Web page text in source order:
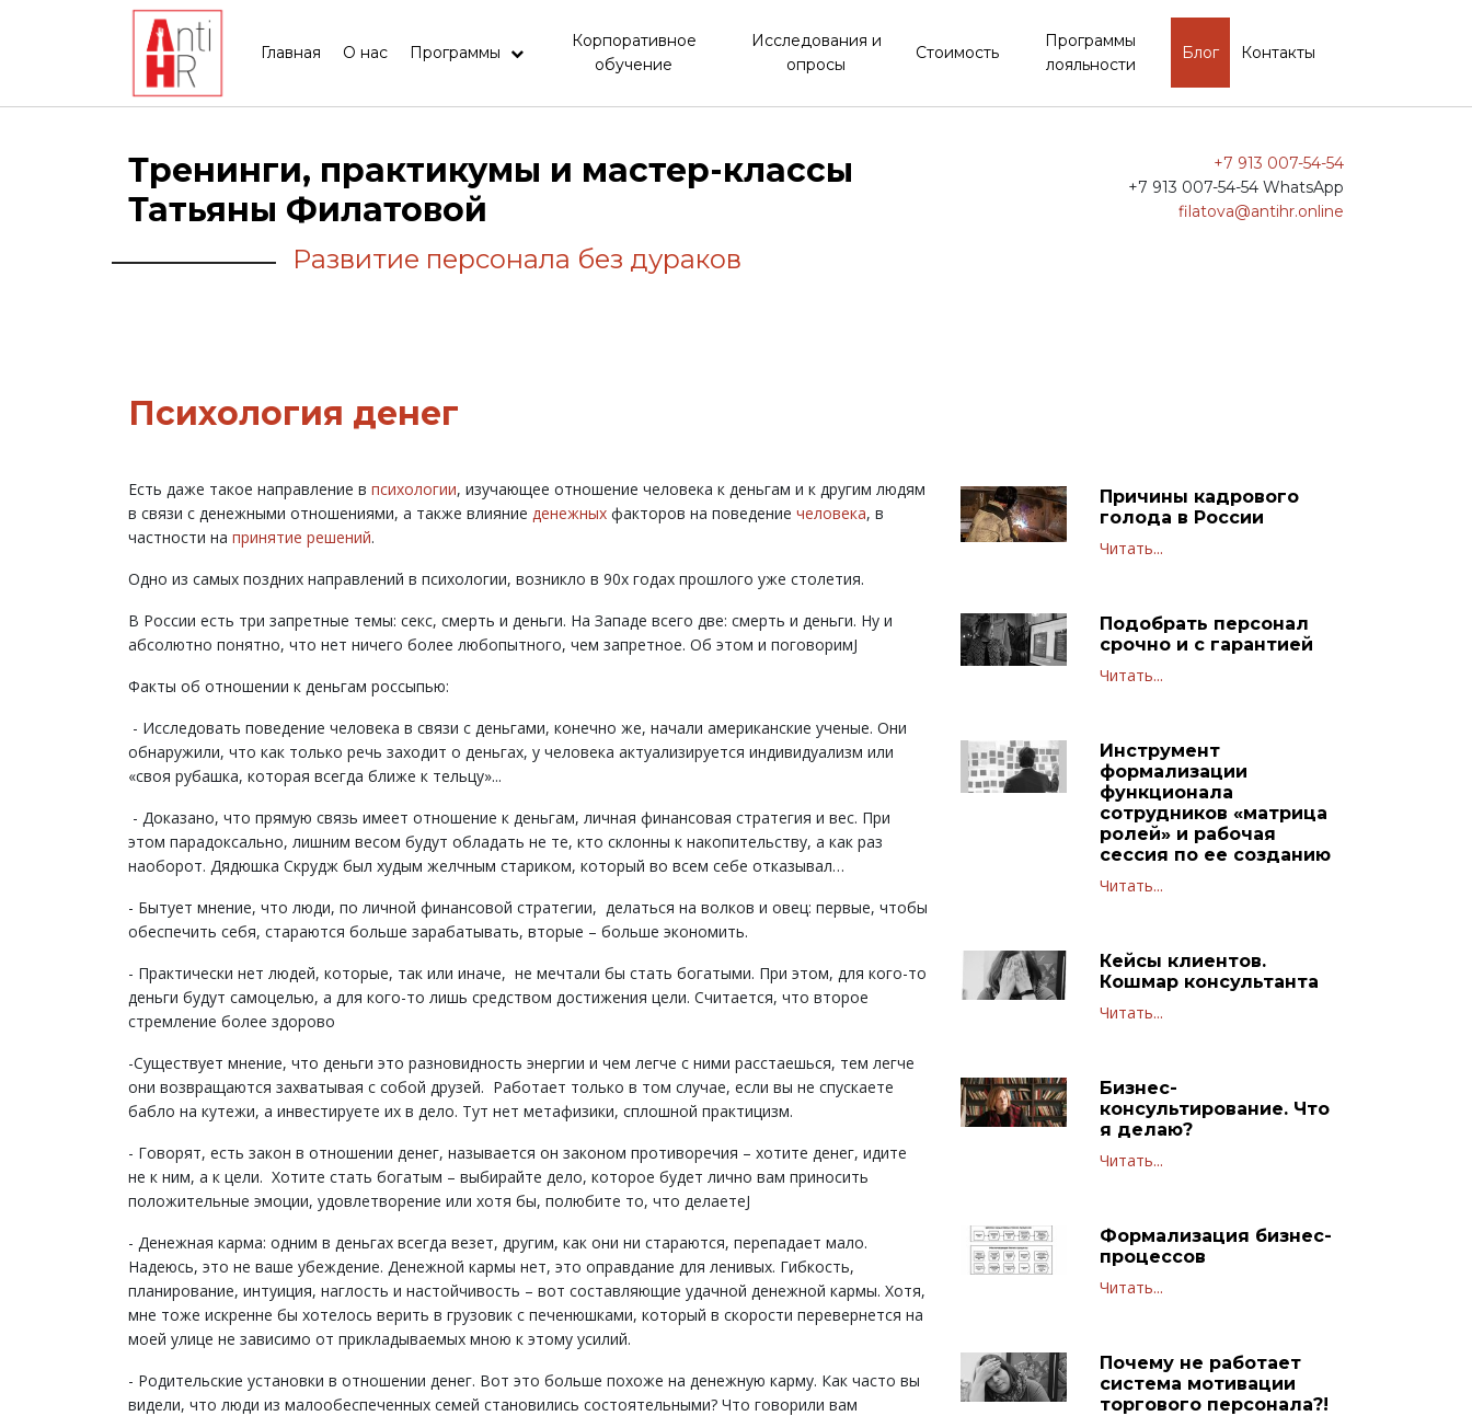
Главная О нас Программы
Корпоративное
обучение
Исследования и
опросы
Стоимость
Программы
лояльности
Блог Контакты
Тренинги, практикумы и мастер-классы
Татьяны Филатовой
Развитие персонала без дураков
+7 913 007-54-54
+7 913 007-54-54 WhatsApp
filatova@antihr.online
Психология денег
Есть даже такое направление в психологии, изучающее отношение человека к деньгам и к другим людям
в связи с денежными отношениями, а также влияние денежных факторов на поведение человека, в
частности на принятие решений.
Одно из самых поздних направлений в психологии, возникло в 90х годах прошлого уже столетия.
В России есть три запретные темы: секс, смерть и деньги. На Западе всего две: смерть и деньги. Ну и
абсолютно понятно, что нет ничего более любопытного, чем запретное. Об этом и поговоримJ
Факты об отношении к деньгам россыпью:
- Исследовать поведение человека в связи с деньгами, конечно же, начали американские ученые. Они
обнаружили, что как только речь заходит о деньгах, у человека актуализируется индивидуализм или
«своя рубашка, которая всегда ближе к тельцу»...
- Доказано, что прямую связь имеет отношение к деньгам, личная финансовая стратегия и вес. При
этом парадоксально, лишним весом будут обладать не те, кто склонны к накопительству, а как раз
наоборот. Дядюшка Скрудж был худым желчным стариком, который во всем себе отказывал…
- Бытует мнение, что люди, по личной финансовой стратегии, делаться на волков и овец: первые, чтобы
обеспечить себя, стараются больше зарабатывать, вторые – больше экономить.
- Практически нет людей, которые, так или иначе, не мечтали бы стать богатыми. При этом, для кого-то
деньги будут самоцелью, а для кого-то лишь средством достижения цели. Считается, что второе
стремление более здорово
-Существует мнение, что деньги это разновидность энергии и чем легче с ними расстаешься, тем легче
они возвращаются захватывая с собой друзей. Работает только в том случае, если вы не спускаете
бабло на кутежи, а инвестируете их в дело. Тут нет метафизики, сплошной практицизм.
- Говорят, есть закон в отношении денег, называется он законом противоречия – хотите денег, идите
не к ним, а к цели. Хотите стать богатым – выбирайте дело, которое будет лично вам приносить
положительные эмоции, удовлетворение или хотя бы, полюбите то, что делаетеJ
- Денежная карма: одним в деньгах всегда везет, другим, как они ни стараются, перепадает мало.
Надеюсь, это не ваше убеждение. Денежной кармы нет, это оправдание для ленивых. Гибкость,
планирование, интуиция, наглость и настойчивость – вот составляющие удачной денежной кармы. Хотя,
мне тоже искренне бы хотелось верить в грузовик с печенюшками, который в скорости перевернется на
моей улице не зависимо от прикладываемых мною к этому усилий.
- Родительские установки в отношении денег. Вот это больше похоже на денежную карму. Как часто вы
видели, что люди из малообеспеченных семей становились состоятельными? Что говорили вам
Причины кадрового
голода в России
Читать...
Подобрать персонал
срочно и с гарантией
Читать...
Инструмент
формализации
функционала
сотрудников «матрица
ролей» и рабочая
сессия по ее созданию
Читать...
Кейсы клиентов.
Кошмар консультанта
Читать...
Бизнес-
консультирование. Что
я делаю?
Читать...
Формализация бизнес-
процессов
Читать...
Почему не работает
система мотивации
торгового персонала?!